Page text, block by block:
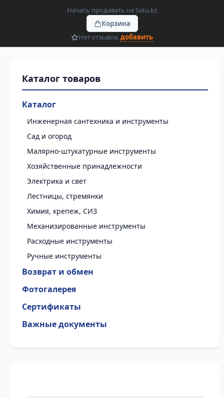
Начать продавать на Satu.kz
Корзина
Нет отзывов,добавить
Каталог
Инженерная сантехника и инструменты
Сад и огород
Малярно-штукатурные инструменты
Хозяйственные принадлежности
Электрика и свет
Лестницы, стремянки
Химия, крепеж, СИЗ
Механизированные инструменты
Расходные инструменты
Ручные инструменты
Возврат и обмен
Фотогалерея
Сертификаты
Важные документы